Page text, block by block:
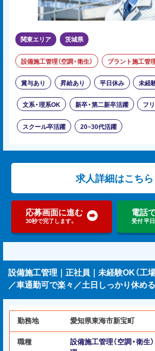
関東エリア 茨城県
設備施工管理（空調・衛生） プラント施工管
賞与あり 昇給あり 平日休み 未経
文系・理系OK 新卒・第二新卒活躍 フ
スクール卒活躍 20~30代活躍
求人詳細はこちら
応募画面に進む
30秒で完了します。
電話
受付 平
設備施工管理｜正社員｜未経験OK（工
／車通勤可で楽々／土日しっかり休める
勤務地 愛知県東海市新宝町
職種 設備施工管理（空調・衛生）